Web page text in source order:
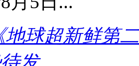
地球超新鲜第